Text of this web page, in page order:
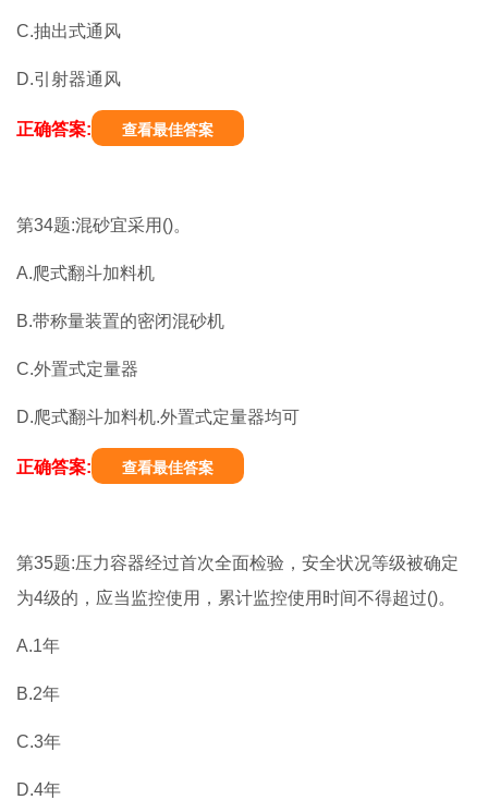
C.抽出式通风
D.引射器通风
正确答案: 查看最佳答案
第34题:混砂宜采用()。
A.爬式翻斗加料机
B.带称量装置的密闭混砂机
C.外置式定量器
D.爬式翻斗加料机.外置式定量器均可
正确答案: 查看最佳答案
第35题:压力容器经过首次全面检验，安全状况等级被确定
为4级的，应当监控使用，累计监控使用时间不得超过()。
A.1年
B.2年
C.3年
D.4年